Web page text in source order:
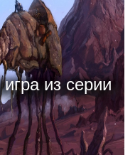
из серии